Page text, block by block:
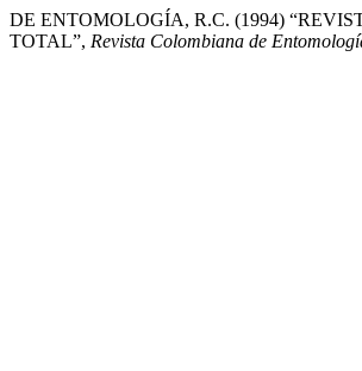
DE ENTOMOLOGÍA, R.C. (1994)
TOTAL”, Revista Colombiana de